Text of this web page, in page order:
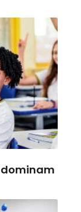
dominam